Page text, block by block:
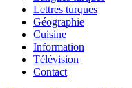
Lettres turques
Géographie
Cuisine
Information
Télévision
Contact